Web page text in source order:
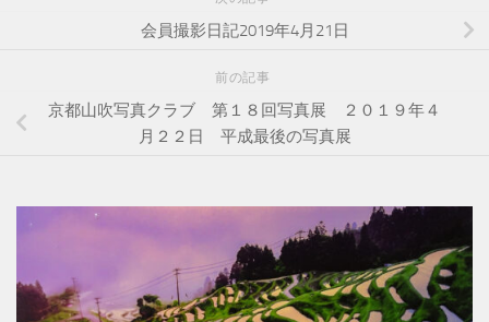
会員撮影日記2019年4月21日
前の記事
京都山吹写真クラブ 第１８回写真展 ２０１９年４
月２２日 平成最後の写真展